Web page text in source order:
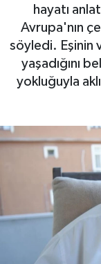
hayatı
Avrupa'nın
söyledi. Eşinin
yaşadığını
yokluğuyla
Otovitrin
Asayiş
Magazin
Spor
Eğitim
Haber